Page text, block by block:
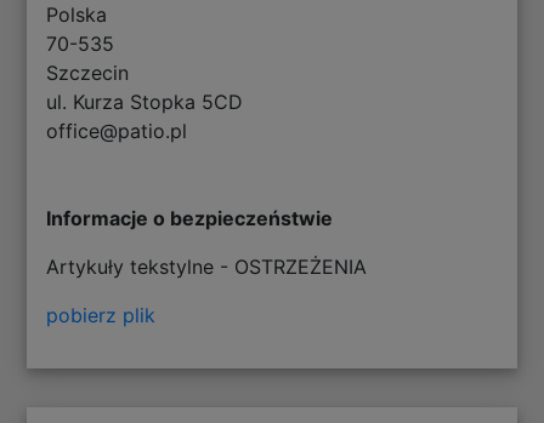
Polska
70-535
Szczecin
ul. Kurza Stopka 5CD
office@patio.pl
Informacje o bezpieczeństwie
Artykuły tekstylne - OSTRZEŻENIA
pobierz plik